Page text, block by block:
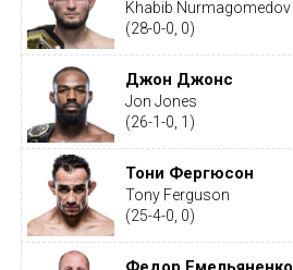
Khabib Nurmagomedov
(28-0-0, 0)
Джон Джонс
Jon Jones
(26-1-0, 1)
Тони Фергюсон
Tony Ferguson
(25-4-0, 0)